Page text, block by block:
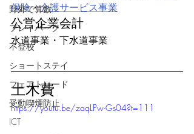
野外で算数
プレイパーク
不登校
ショートステイ
フェアトレード
受動喫煙防止
ICT
保険・介護サービス事業
公営企業会計
水道事業・下水道事業
土木費
https://youtu.be/zaqLPw-Gs04?t=111